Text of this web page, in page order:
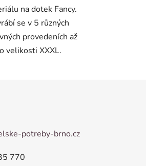
na dotek Fancy.
se v 5 různých
provedeních až
velikosti XXXL.
potreby-brno.cz
770